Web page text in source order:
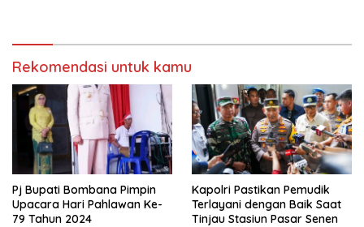
Rekomendasi untuk kamu
Pj Bupati Bombana Pimpin
Upacara Hari Pahlawan Ke-
79 Tahun 2024
Kapolri Pastikan Pemudik
Terlayani dengan Baik Saat
Tinjau Stasiun Pasar Senen